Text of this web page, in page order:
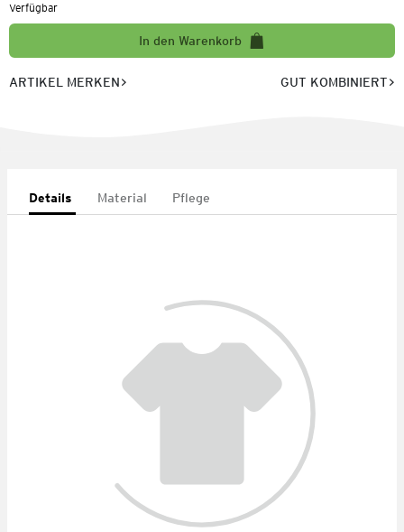
Verfügbar
In den Warenkorb
ARTIKEL MERKEN GUT KOMBINIERT
Details Material Pflege